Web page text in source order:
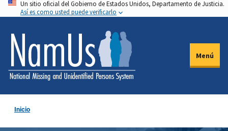
Pasar
al
contenido
principal
Un sitio oficial del Gobierno de Estados Unidos, Departamento de Justicia.
Así es como usted puede verificarlo
Menú
Inicio